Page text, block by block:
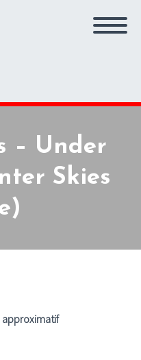
– Under
Skies
approximatif